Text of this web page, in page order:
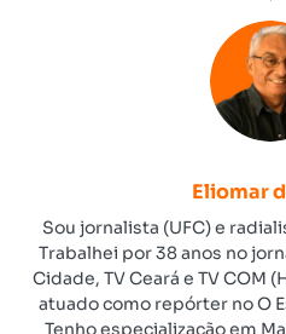
Eliomar
Sou jornalista (UFC) e
Trabalhei por 38 anos no
Cidade, TV Ceará e TV COM
atuado como repórter no O
Tenho especialização em